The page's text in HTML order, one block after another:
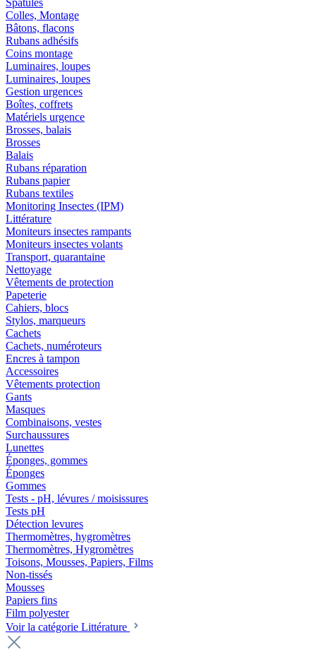
Colles, Montage
Bâtons, flacons
Rubans adhésifs
Coins montage
Luminaires, loupes
Luminaires, loupes
Gestion urgences
Boîtes, coffrets
Matériels urgence
Brosses, balais
Brosses
Balais
Rubans réparation
Rubans papier
Rubans textiles
Monitoring Insectes (IPM)
Littérature
Moniteurs insectes rampants
Moniteurs insectes volants
Transport, quarantaine
Nettoyage
Vêtements de protection
Papeterie
Cahiers, blocs
Stylos, marqueurs
Cachets
Cachets, numéroteurs
Encres à tampon
Accessoires
Vêtements protection
Gants
Masques
Combinaisons, vestes
Surchaussures
Lunettes
Éponges, gommes
Éponges
Gommes
Tests - pH, lévures / moisissures
Tests pH
Détection levures
Thermomètres, hygromètres
Thermomètres, Hygromètres
Toisons, Mousses, Papiers, Films
Non-tissés
Mousses
Papiers fins
Film polyester
Voir la catégorie Littérature